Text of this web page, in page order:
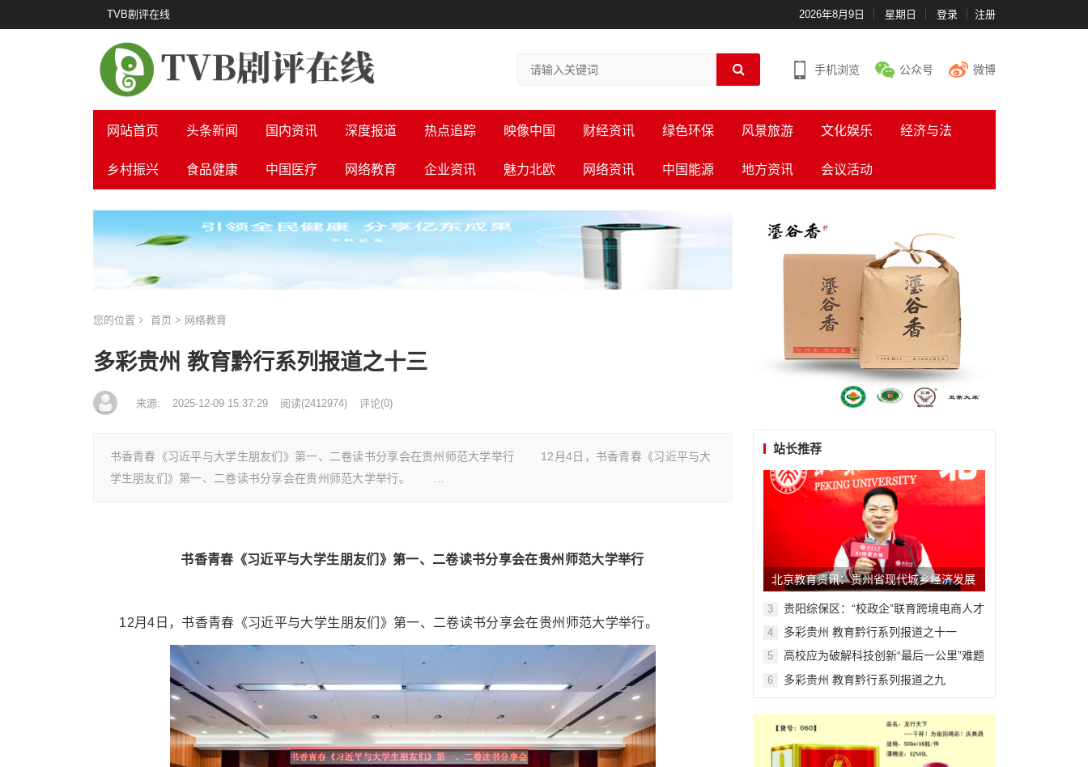
TVB剧评在线 2026年8月9日 星期日 登录 注册
手机浏览 公众号 微博
网站首页 头条新闻 国内资讯 深度报道 热点追踪 映像中国 财经资讯 绿色环保 风景旅游 文化娱乐 经济与法
乡村振兴 食品健康 中国医疗 网络教育 企业资讯 魅力北欧 网络资讯 中国能源 地方资讯 会议活动
您的位置 首页 > 网络教育
多彩贵州 教育黔行系列报道之十三
来源: 2025-12-09 15:37:29 阅读(2412974) 评论(0)
书香青春《习近平与大学生朋友们》第一、二卷读书分享会在贵州师范大学举行 12月4日，书香青春《习近平与大
学生朋友们》第一、二卷读书分享会在贵州师范大学举行。 …
书香青春《习近平与大学生朋友们》第一、二卷读书分享会在贵州师范大学举行
12月4日，书香青春《习近平与大学生朋友们》第一、二卷读书分享会在贵州师范大学举行。
站长推荐
北京教育资讯：贵州省现代城乡经济发展
研究院系列报道之一
3 贵阳综保区：“校政企”联育跨境电商人才
4 多彩贵州 教育黔行系列报道之十一
5
高校应为破解科技创新“最后一公里”难题
6 多彩贵州 教育黔行系列报道之九